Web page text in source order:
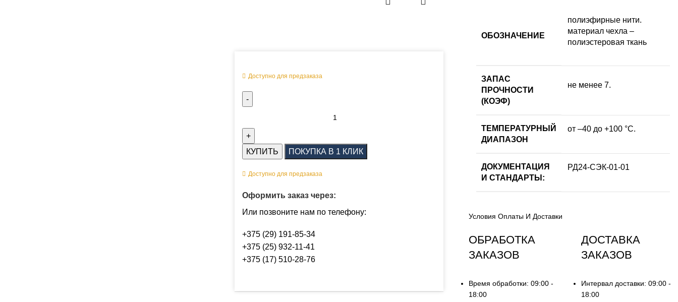
Доступно для предзаказа
КУПИТЬ ПОКУПКА В 1 КЛИК
Доступно для предзаказа
Оформить заказ через:
Или позвоните нам по телефону:
+375 (29) 191-85-34
+375 (25) 932-11-41
+375 (17) 510-28-76
ОБОЗНАЧЕНИЕ
полиэфирные нити.
материал чехла –
полиэстеровая ткань
ЗАПАС
ПРОЧНОСТИ
(КОЭФ)
не менее 7.
ТЕМПЕРАТУРНЫЙ
ДИАПАЗОН
от –40 до +100 °С.
ДОКУМЕНТАЦИЯ
И СТАНДАРТЫ:
РД24-СЭК-01-01
Условия Оплаты И Доставки
ОБРАБОТКА
ЗАКАЗОВ
Время обработки: 09:00 -
18:00
ДОСТАВКА
ЗАКАЗОВ
Интервал доставки: 09:00 -
18:00